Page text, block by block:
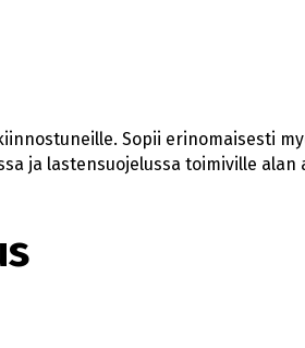
Sopii erinomaisesti
ja lastensuojelussa toimiville alan